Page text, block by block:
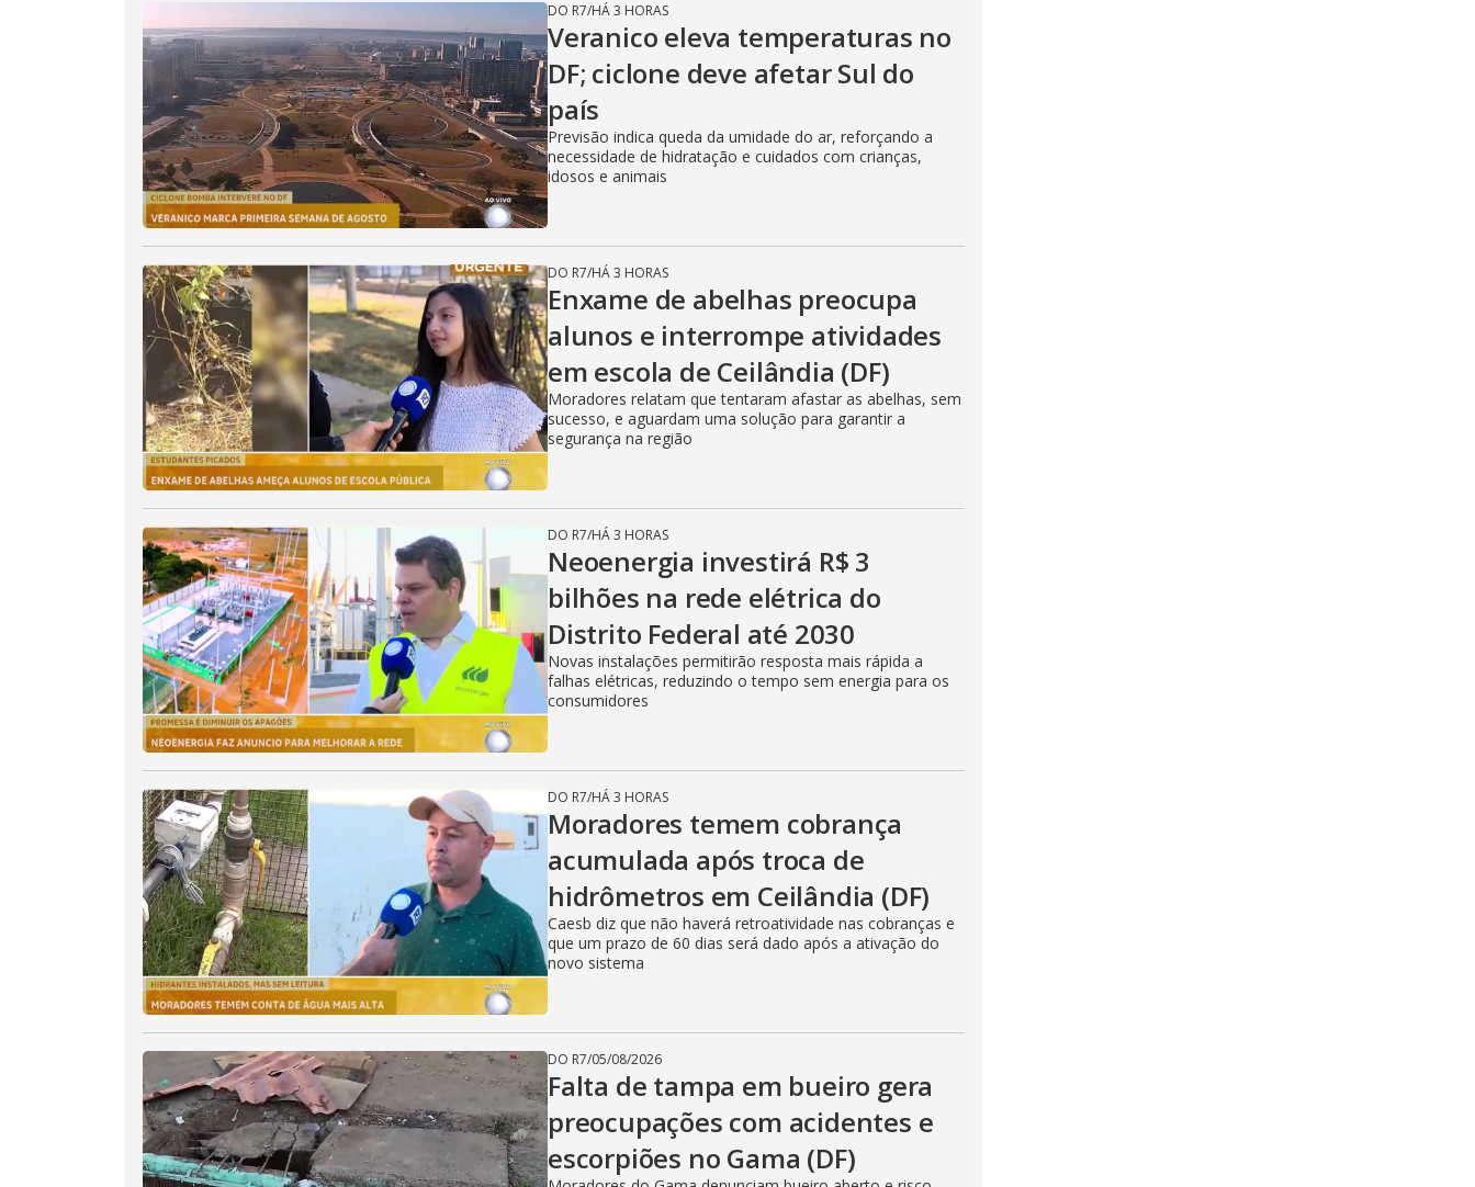
DO R7/HÁ 3 HORAS
Veranico eleva temperaturas no
DF; ciclone deve afetar Sul do
país
Previsão indica queda da umidade do ar, reforçando a
necessidade de hidratação e cuidados com crianças,
idosos e animais
DO R7/HÁ 3 HORAS
Enxame de abelhas preocupa
alunos e interrompe atividades
em escola de Ceilândia (DF)
Moradores relatam que tentaram afastar as abelhas, sem
sucesso, e aguardam uma solução para garantir a
segurança na região
DO R7/HÁ 3 HORAS
Neoenergia investirá R$ 3
bilhões na rede elétrica do
Distrito Federal até 2030
Novas instalações permitirão resposta mais rápida a
falhas elétricas, reduzindo o tempo sem energia para os
consumidores
DO R7/HÁ 3 HORAS
Moradores temem cobrança
acumulada após troca de
hidrômetros em Ceilândia (DF)
Caesb diz que não haverá retroatividade nas cobranças e
que um prazo de 60 dias será dado após a ativação do
novo sistema
DO R7/05/08/2026
Falta de tampa em bueiro gera
preocupações com acidentes e
escorpiões no Gama (DF)